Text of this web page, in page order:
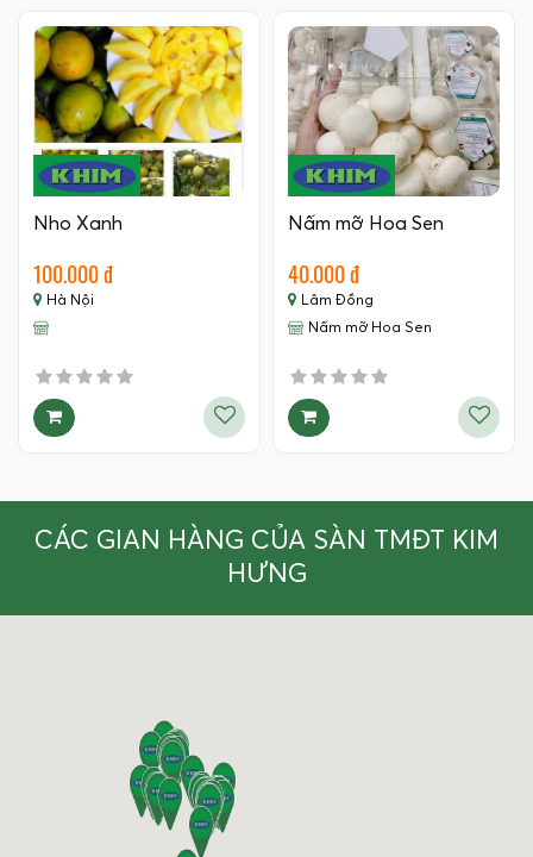
Nho Xanh
100.000 đ
Hà Nội
Nấm mỡ Hoa Sen
40.000 đ
Lâm Đồng
Nấm mỡ Hoa Sen
CÁC GIAN HÀNG CỦA SÀN TMĐT KIM
HƯNG